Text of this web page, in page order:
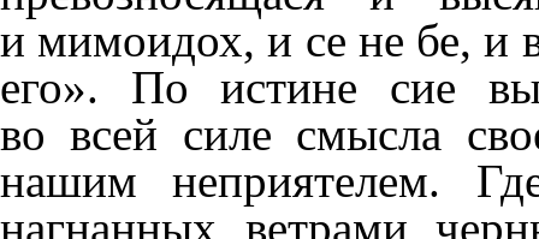
и мимоидох, и се не бе, и
его». По истине сие
во всей силе смысла
нашим неприятелем.
нагнанных ветрами